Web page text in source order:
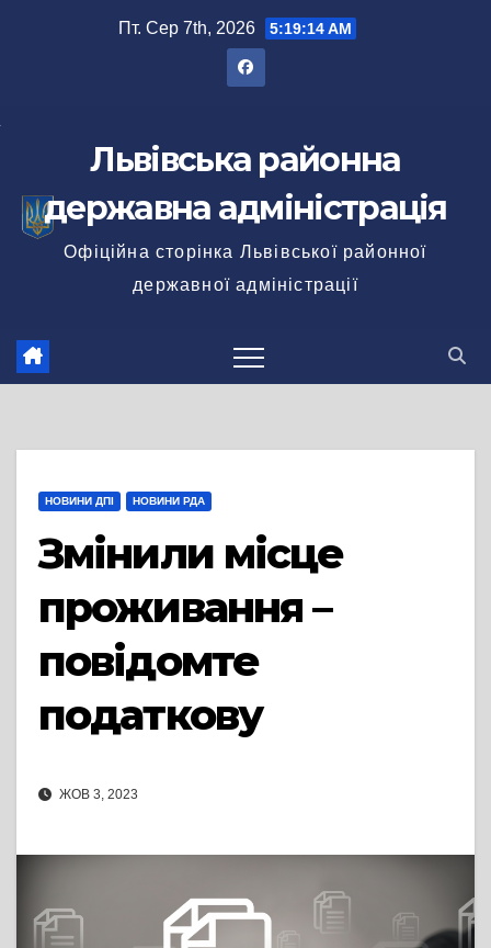
Пт. Сер 7th, 2026 5:19:15 AM
Львівська районна
державна адміністрація
Офіційна сторінка Львівської районної
державної адміністрації
НОВИНИ ДПІ НОВИНИ РДА
Змінили місце
проживання –
повідомте
податкову
ЖОВ 3, 2023